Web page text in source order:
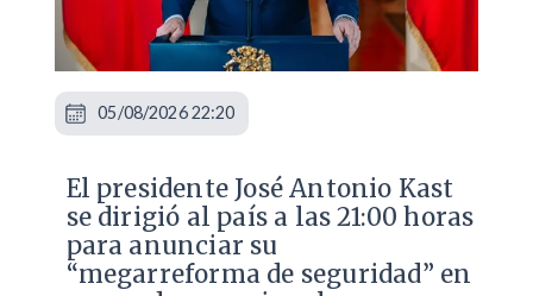
El presidente José Antonio Kast
se dirigió al país a las 21:00 horas
para anunciar su
“megarreforma de seguridad” en
05/08/2026 22:20